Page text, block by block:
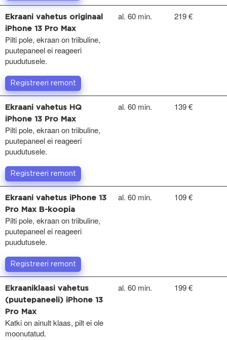
Ekraani vahetus originaal
iPhone 13 Pro Max
Pilti pole, ekraan on triibuline,
puutepaneel ei reageeri
puudutusele.
al. 60 min. 219 €
Registreeri remont
Ekraani vahetus HQ
iPhone 13 Pro Max
Pilti pole, ekraan on triibuline,
puutepaneel ei reageeri
puudutusele.
al. 60 min. 139 €
Registreeri remont
Ekraani vahetus iPhone 13
Pro Max B-koopia
Pilti pole, ekraan on triibuline,
puutepaneel ei reageeri
puudutusele.
al. 60 min. 109 €
Registreeri remont
Ekraaniklaasi vahetus
(puutepaneeli) iPhone 13
Pro Max
Katki on ainult klaas, pilt ei ole
moonutatud.
al. 60 min. 199 €